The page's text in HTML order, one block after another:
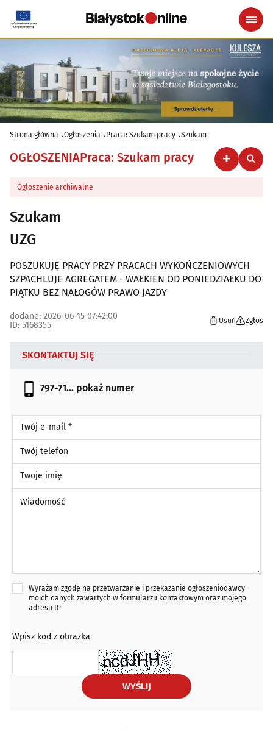
Strona główna Ogłoszenia Praca: Szukam pracy Szukam
OGŁOSZENIAPraca: Szukam pracy
Ogłoszenie archiwalne
Szukam
UZG
POSZUKUJĘ PRACY PRZY PRACACH WYKOŃCZENIOWYCH
SZPACHLUJE AGREGATEM - WAŁKIEN OD PONIEDZIAŁKU DO
PIĄTKU BEZ NAŁOGÓW PRAWO JAZDY
dodane: 2026-06-15 07:42:00
ID: 5168355
Usuń Zgłoś
SKONTAKTUJ SIĘ
797-71... pokaż numer
Twój e-mail *
Twój telefon
Twoje imię
Wyrażam zgodę na przetwarzanie i przekazanie ogłoszeniodawcy
moich danych zawartych w formularzu kontaktowym oraz mojego
adresu IP
Wpisz kod z obrazka
WYŚLIJ